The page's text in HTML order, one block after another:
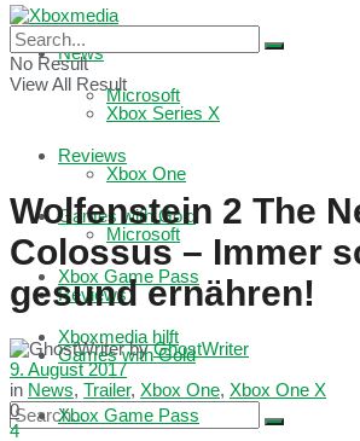
Microsoft
Reviews
Games with Gold
Xbox Game Pass
Xboxmedia hilft
News
Xbox Series X
Xbox One
Microsoft
Reviews
Games with Gold
Xbox Game Pass
No Result
View All Result
Wolfenstein 2 The
Colossus – Immer
gesund ernähren!
by GhostWriter
9. August 2017
in News, Trailer, Xbox One, Xbox One X
0
4